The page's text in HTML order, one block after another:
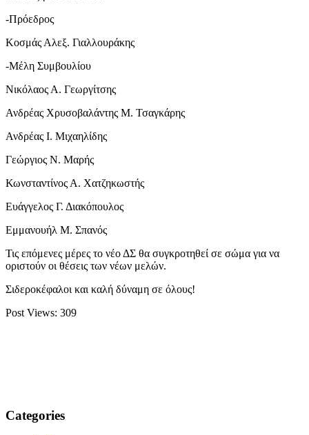
-Πρόεδρος
Κοσμάς Αλεξ. Γιαλλουράκης
-Μέλη Συμβουλίου
Νικόλαος Α. Γεωργίτσης
Ανδρέας Χρυσοβαλάντης Μ. Τσαγκάρης
Ανδρέας Ι. Μιχαηλίδης
Γεώργιος Ν. Μαρής
Κωνσταντίνος Α. Χατζηκωστής
Ευάγγελος Γ. Διακόπουλος
Εμμανουήλ Μ. Σπανός
Τις επόμενες μέρες το νέο ΔΣ θα συγκροτηθεί σε σώμα για να
οριστούν οι θέσεις των νέων μελών.
Σιδεροκέφαλοι και καλή δύναμη σε όλους!
Post Views: 309
Categories